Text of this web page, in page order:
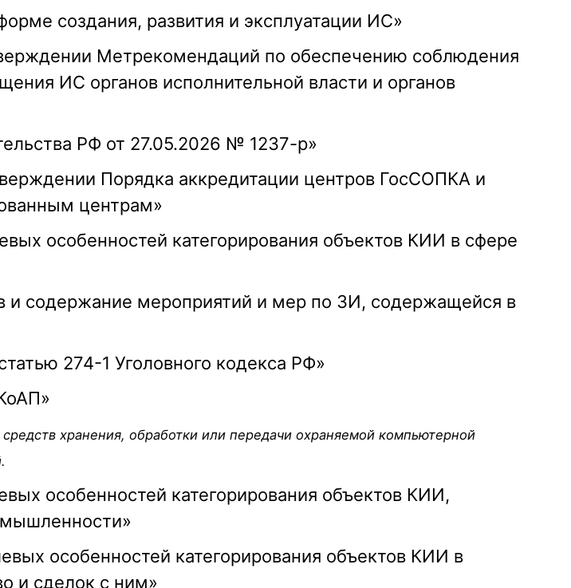
создания, развития и эксплуатации ИС»
Метрекомендаций по обеспечению соблюдения
ИС органов исполнительной власти и органов
РФ от 27.05.2026 № 1237-р»
Порядка аккредитации центров ГосСОПКА и
центрам»
особенностей категорирования объектов КИИ в сфере
и содержание мероприятий и мер по ЗИ, содержащейся в
274-1 Уголовного кодекса РФ»
хранения, обработки или передачи охраняемой компьютерной
особенностей категорирования объектов КИИ,
особенностей категорирования объектов КИИ в
и сделок с ним»